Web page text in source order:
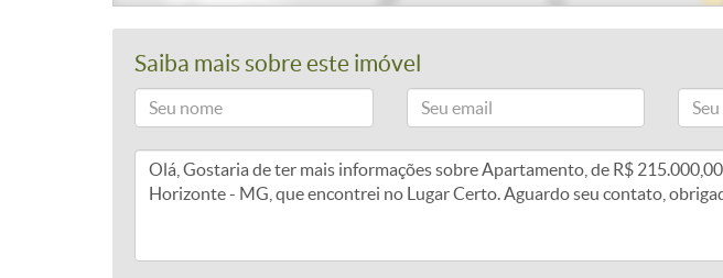
Saiba mais sobre este imóvel